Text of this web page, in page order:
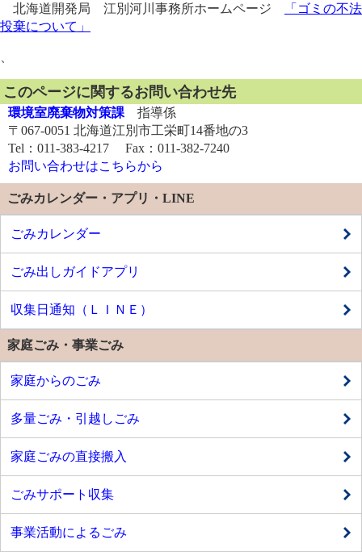
北海道開発局 江別河川事務所ホームページ
「ゴミの不法
投棄について」
このページに関するお問い合わせ先
環境室廃棄物対策課 指導係
〒067-0051 北海道江別市工栄町14番地の3
Tel：011-383-4217 Fax：011-382-7240
お問い合わせはこちらから
ごみカレンダー・アプリ・LINE
ごみカレンダー
ごみ出しガイドアプリ
収集日通知（ＬＩＮＥ）
家庭ごみ・事業ごみ
家庭からのごみ
多量ごみ・引越しごみ
家庭ごみの直接搬入
ごみサポート収集
事業活動によるごみ